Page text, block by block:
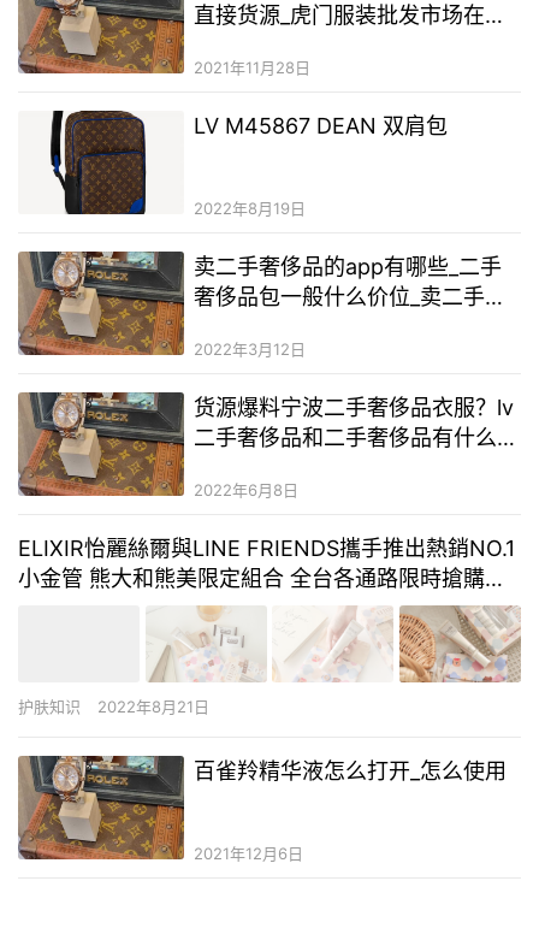
直接货源_虎门服装批发市场在哪
2021年11月28日
LV M45867 DEAN 双肩包
2022年8月19日
卖二手奢侈品的app有哪些_二手
奢侈品包一般什么价位_卖二手奢
2022年3月12日
货源爆料宁波二手奢侈品衣服？lv
二手奢侈品和二手奢侈品有什么区
2022年6月8日
ELIXIR怡麗絲爾與LINE FRIENDS攜手推出熱銷NO.1
小金管 熊大和熊美限定組合 全台各通路限時搶購！!!
/ ELIXIR 怡麗絲爾
护肤知识 2022年8月21日
百雀羚精华液怎么打开_怎么使用
2021年12月6日